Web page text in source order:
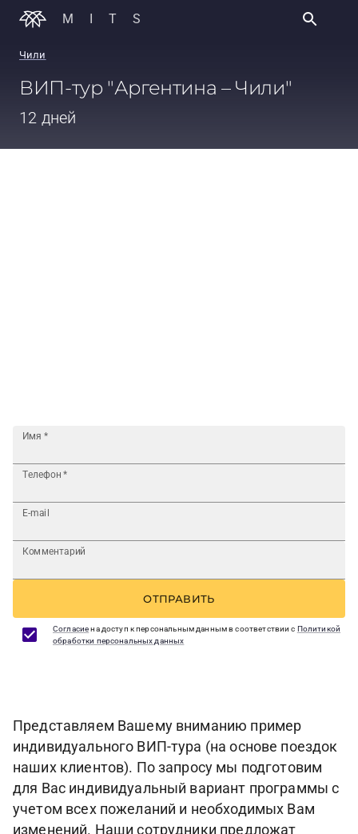
MITS
Чили
ВИП-тур "Аргентина – Чили"
12 дней
Имя *
Телефон *
E-mail
Комментарий
ОТПРАВИТЬ
Согласиена доступ к персональным данным в соответствии с Политикой
обработки персональных данных
Представляем Вашему вниманию пример
индивидуального ВИП-тура (на основе поездок
наших клиентов). По запросу мы подготовим
для Вас индивидуальный вариант программы с
учетом всех пожеланий и необходимых Вам
изменений. Наши сотрудники предложат